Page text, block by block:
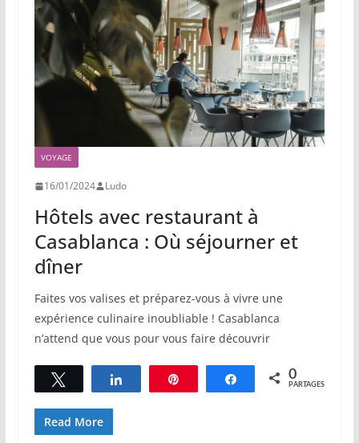
VOYAGE
16/01/2024 Ludo
Hôtels avec restaurant à
Casablanca : Où séjourner et
dîner
Faites vos valises et préparez-vous à vivre une
expérience culinaire inoubliable ! Casablanca
n’attend que vous pour vous faire découvrir
Tweetez Partagez Épingle Partagez0
PARTAGES
Read More